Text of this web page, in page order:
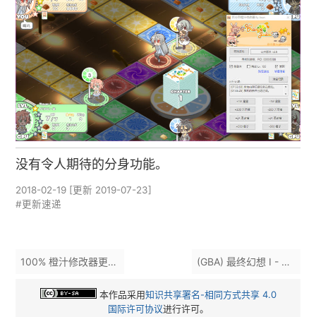
没有令人期待的分身功能。
2018-02-19 [更新 2019-07-23]
#更新速递
100% 橙汁修改器更新 (2.9) (GBA) 最终幻想 I - 锁血补丁
本作品采用知识共享署名-相同方式共享 4.0
国际许可协议进行许可。